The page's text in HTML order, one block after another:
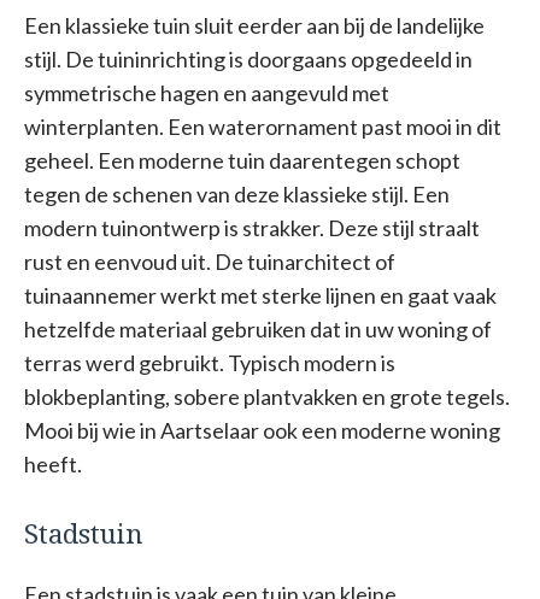
Een klassieke tuin sluit eerder aan bij de landelijke
stijl. De tuininrichting is doorgaans opgedeeld in
symmetrische hagen en aangevuld met
winterplanten. Een waterornament past mooi in dit
geheel. Een moderne tuin daarentegen schopt
tegen de schenen van deze klassieke stijl. Een
modern tuinontwerp is strakker. Deze stijl straalt
rust en eenvoud uit. De tuinarchitect of
tuinaannemer werkt met sterke lijnen en gaat vaak
hetzelfde materiaal gebruiken dat in uw woning of
terras werd gebruikt. Typisch modern is
blokbeplanting, sobere plantvakken en grote tegels.
Mooi bij wie in Aartselaar ook een moderne woning
heeft.
Stadstuin